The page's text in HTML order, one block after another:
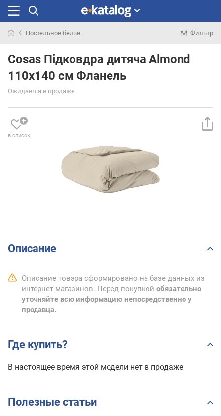
раньше
Постельное белье Фильтр
Cosas Підковдра дитяча Almond
110x140 см Фланель
Ожидается в продаже
в список
Описание
Описание товара сформировано на базе данных из
интернет-магазинов. Перед покупкой обязательно
уточняйте всю информацию непосредственно у
продавца.
Где купить?
В настоящее время этой модели нет в продаже.
Полезные статьи